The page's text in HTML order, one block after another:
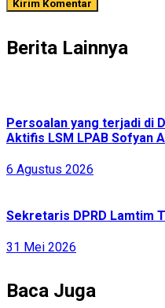
Berita Lainnya
Persoalan yang terjadi di
Aktifis LSM LPAB Sofyan
6 Agustus 2026
Sekretaris DPRD Lamtim
31 Mei 2026
Baca Juga